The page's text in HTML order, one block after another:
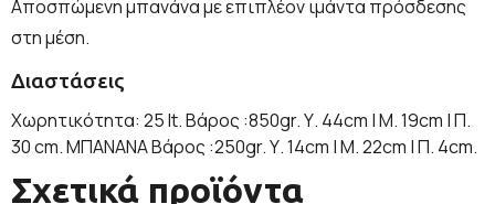
Αποσπώμενη μπανάνα με επιπλέον ιμάντα πρόσδεσης
στη μέση.
Διαστάσεις
Χωρητικότητα: 25 lt. Βάρος :850gr. Υ. 44cm | Μ. 19cm | Π.
30 cm. ΜΠΑΝΑΝΑ Βάρος :250gr. Υ. 14cm | Μ. 22cm | Π. 4cm.
Σχετικά προϊόντα